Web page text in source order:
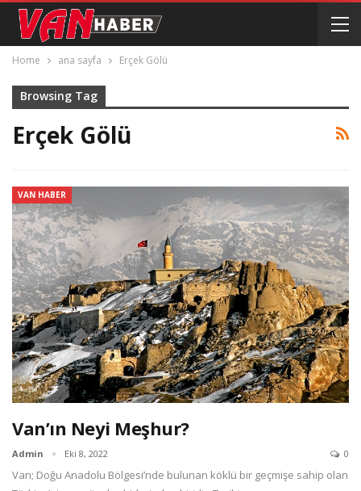
Home ana sayfa Erçek Gölü
Browsing Tag
Erçek Gölü
VAN HABER
Van’ın Neyi Meşhur?
Admin Eki 8, 2022 0
Van; Doğu Anadolu Bölgesi’nde bulunan köklü bir geçmişe sahip olan